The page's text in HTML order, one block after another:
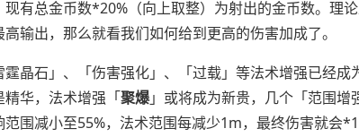
现有总金币数*20%（向上取整）为射出的金币数。理
输出，那么就看我们如何给到更高的伤害加成了。
霆晶石」、「伤害强化」、「过载」等法术增强已经
华，法术增强「聚爆」或将成为新贵，几个「范围增
范围减小至55%，法术范围每减少1m，最终伤害就会